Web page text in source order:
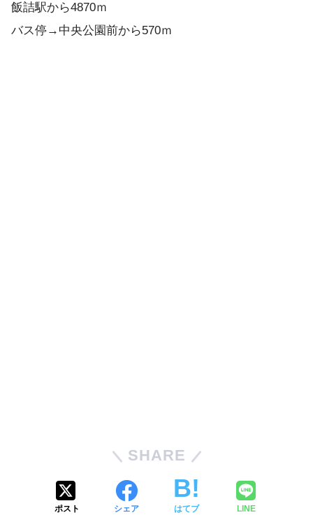
飯詰駅から4870ｍ
バス停→中央公園前から570ｍ
SHARE
ポスト シェア はてブ LINE